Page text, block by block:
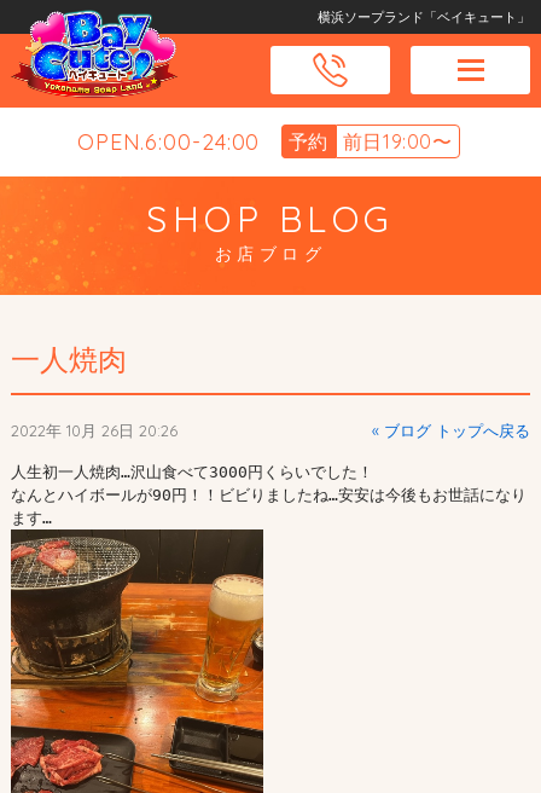
横浜ソープランド「ベイキュート」
OPEN.6:00-24:00 予約 前日19:00〜
SHOP BLOG
お店ブログ
一人焼肉
2022年 10月 26日 20:26 « ブログ トップへ戻る
人生初一人焼肉…沢山食べて3000円くらいでした！
なんとハイボールが90円！！ビビりましたね…安安は今後もお世話になり
ます…